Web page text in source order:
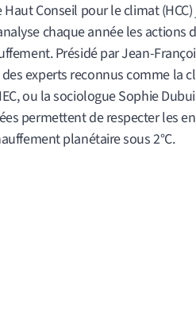
Haut Conseil pour le climat
chaque année les
Présidé par Jean-
des experts reconnus comme la
ou la sociologue Sophie
permettent de respecter les
planétaire sous 2°C.